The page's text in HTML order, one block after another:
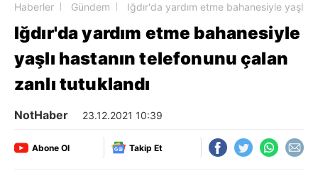
Haberler Gündem Iğdır'da yardım etme bahanesiyle yaşlı
Iğdır'da yardım etme bahanesiyle
yaşlı hastanın telefonunu çalan
zanlı tutuklandı
NotHaber 23.12.2021 10:39
Abone Ol Takip Et